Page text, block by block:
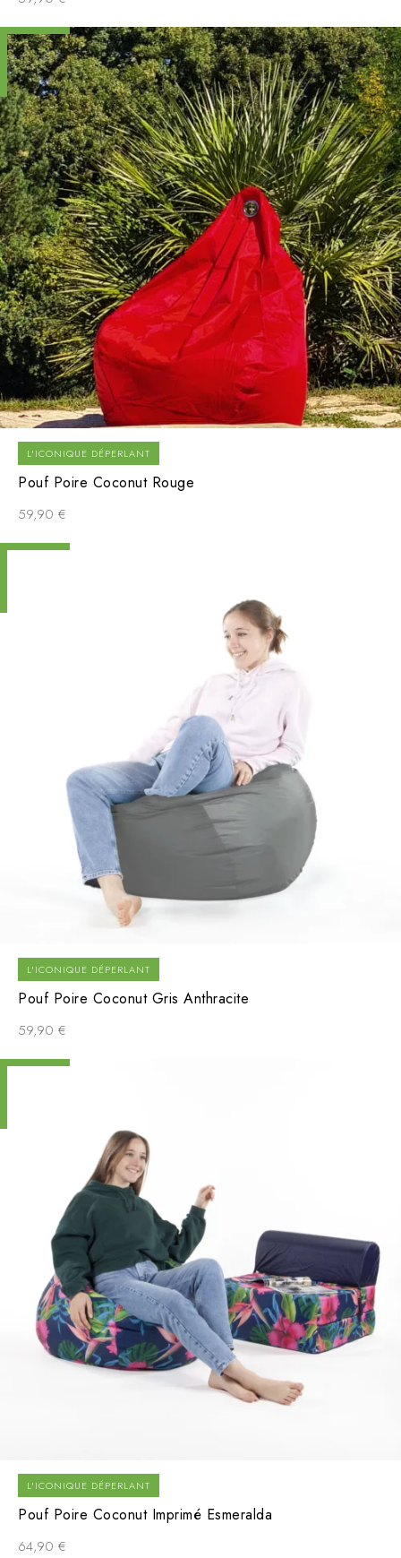
L'ICONIQUE DÉPERLANT
Pouf Poire Coconut Rouge
59,90 €
L'ICONIQUE DÉPERLANT
Pouf Poire Coconut Gris Anthracite
59,90 €
L'ICONIQUE DÉPERLANT
Pouf Poire Coconut Imprimé Esmeralda
64,90 €